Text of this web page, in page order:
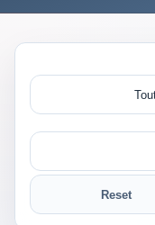
Reset